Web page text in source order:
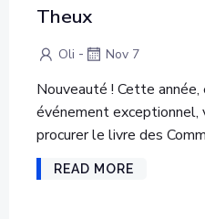
Theux
Oli - Nov 7
Nouveauté ! Cette
événement exceptionnel,
procurer le livre des
READ MORE